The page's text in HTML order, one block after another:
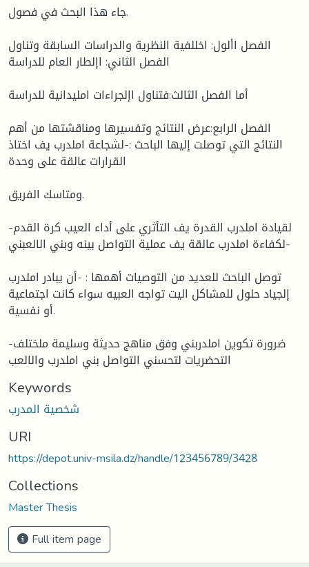
جاء هذا البحث في فصول.
الفصل األول: اخللفية النظرية والدراسات السابقة وتناول
الفصل الثاني: اإلطار العام للدراسة
أما الفصل الثالث:فتناول اإلجراءات امليدانية للدراسة
الفصل الرابع:عرض النتائج وتفسيرها ومناقشتها من أهم
النتائج التي توصلت إليها الباحث :-لشجاعة املدرب يف اختاذ
القرارات عالقة على وحدة
ومتاسك الفريق.
-لقيادة املدرب القدرة يف التأثري على أداء العيب كرة القدم
-لكفاءة املدرب عالقة يف عملية التواصل بينه وبني الالعبني
توصل الباحث للعديد من التوصيات أهمها : -أن يبادر املدرب
إلجياد حلول للمشاكل اليت تواجه العبيه سواء كانت اجتماعية
أو نفسية.
-ضرورة تكوين املدربني وفق مناهج حديثة وسليمة ملختلف
التحضريات لتحسني التواصل بني املدرب والالعب
Keywords
شخصية المدرب
URI
https://depot.univ-msila.dz/handle/123456789/3428
Collections
Master Thesis
Full item page